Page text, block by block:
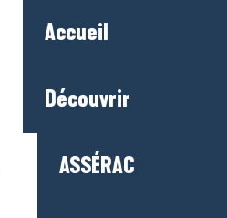
Accueil
Découvrir
ASSÉRAC
favoris